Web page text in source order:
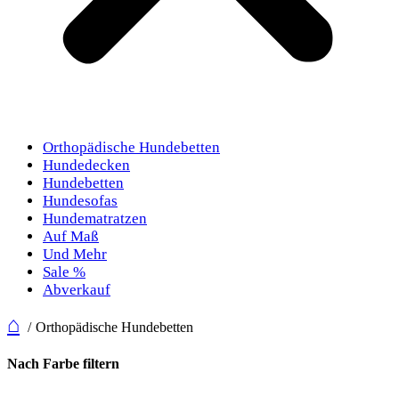
Orthopädische Hundebetten
Hundedecken
Hundebetten
Hundesofas
Hundematratzen
Auf Maß
Und Mehr
Sale %
Abverkauf
⌂ Orthopädische Hundebetten
Nach Farbe filtern